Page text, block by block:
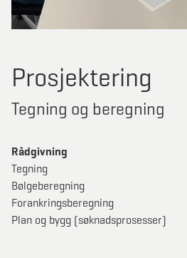
Prosjektering
Tegning og beregning
Rådgivning
Tegning
Bølgeberegning
Forankringsberegning
Plan og bygg (søknadsprosesser)